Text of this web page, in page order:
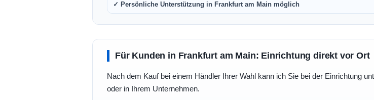
✓ Persönliche Unterstützung in Frankfurt am Main möglich
Für Kunden in Frankfurt am Main: Einrichtung direkt vor Ort
Nach dem Kauf bei einem Händler Ihrer Wahl kann ich Sie bei der Einrichtung
oder in Ihrem Unternehmen.